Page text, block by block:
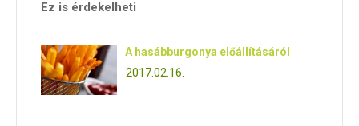
Ez is érdekelheti
A hasábburgonya előállításáról
2017.02.16.